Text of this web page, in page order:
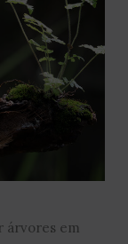
árvores em